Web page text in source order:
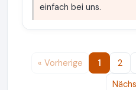
einfach bei uns.
« Vorherige 1 2